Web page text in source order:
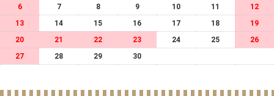
6
7 8 9 10 11
12
13
14 15 16 17 18
19
20
21 22 23 24 25
26
27
28 29 30